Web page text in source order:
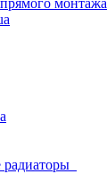
монтажа